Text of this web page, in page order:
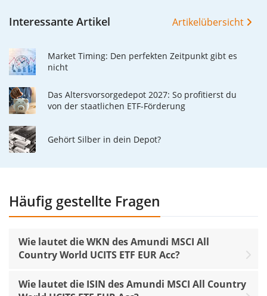
Interessante Artikel Artikelübersicht
Market Timing: Den perfekten Zeitpunkt gibt es
nicht
Das Altersvorsorgedepot 2027: So profitierst du
von der staatlichen ETF-Förderung
Gehört Silber in dein Depot?
Häufig gestellte Fragen
Wie lautet die WKN des Amundi MSCI All
Country World UCITS ETF EUR Acc?
Wie lautet die ISIN des Amundi MSCI All Country